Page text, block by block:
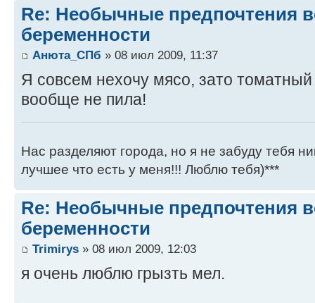
Re: Необычные предпочтения
беременности
Анюта_СПб » 08 июл 2009, 11:37
Я совсем нехочу мясо, зато
вообще не пила!
Нас разделяют города, но я не забуду тебя
лучшее что есть у меня!!! Люблю тебя)***
Re: Необычные предпочтения
беременности
Trimirys » 08 июл 2009, 12:03
я очень люблю грызть мел.